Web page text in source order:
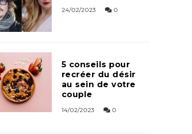
24/02/2023 0
5 conseils pour
recréer du désir
au sein de votre
couple
14/02/2023 0